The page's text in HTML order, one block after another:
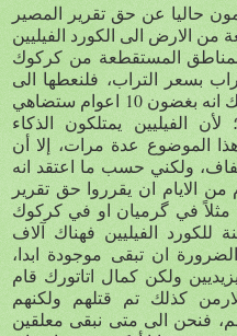
حاليا عن حق تقرير المصير
من الارض الى الكورد الفيليين
المستقطعة من كركوك
بسعر التراب، فلنعطها الى
الفيليين ليبنوا مدينة لهم وانا أؤكد لك انه بغضون 10 اعوام ستضاهي
الفيليين يمتلكون الذكاء
الموضوع عدة مرات، إلا أن
ولكني حسب ما اعتقد انه
الايام ان يقرروا حق تقرير
مثلاً في گرميان او في كركوك
للكورد الفيليين فهناك آلاف
ان تبقى موجودة ابدا،
يوجد 120 قرية للايزيديين ولكن كمال اتاتورك قام
كذلك تم قتلهم ولكنهم
فنحن الى متى نبقى معلقين